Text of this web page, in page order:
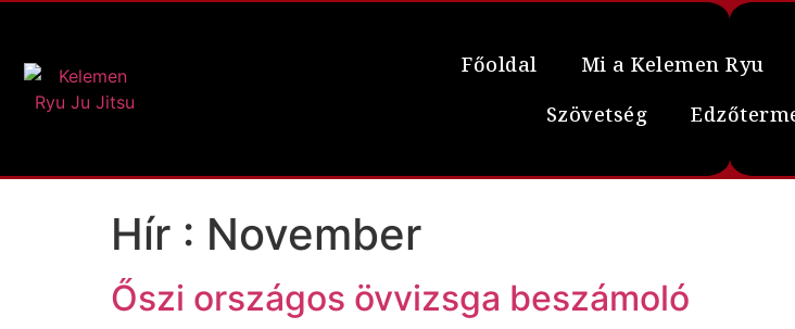
Főoldal Mi a Kelemen Ryu
Szövetség
Hír : November
Őszi országos övvizsga beszámoló